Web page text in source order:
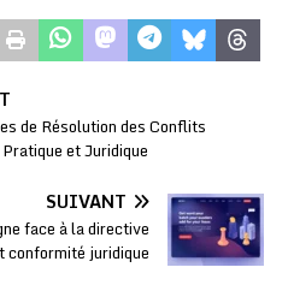
de Résolution des Conflits
et Juridique
SUIVANT
face à la directive
conformité juridique